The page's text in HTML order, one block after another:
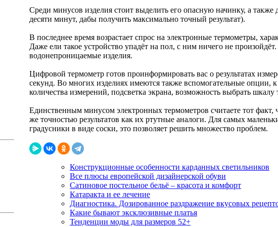
Среди минусов изделия стоит выделить его опасную начинку, а также
десяти минут, дабы получить максимально точный результат).
В последнее время возрастает спрос на электронные термометры,
Даже ели такое устройство упадёт на пол, с ним ничего не
водонепроницаемые изделия.
Цифровой термометр готов проинформировать вас о результатах
секунд. Во многих изделиях имеются также вспомогательные опции,
количества измерений, подсветка экрана, возможность выбрать шкалу
Единственным минусом электронных термометров считаете тот факт,
же точностью результатов как их ртутные аналоги. Для самых
градусники в виде соски, это позволяет решить множество проблем.
Конструкционные особенности карданных светильников
Все плюсы европейской дизайнерской обуви
Сатиновое постельное бельё – красота и комфорт
Катаракта и ее лечение
Диагностика. Дозированное раздражение вкусовых
Какие бывают эксклюзивные платья
Тенденции моды для размеров 52+